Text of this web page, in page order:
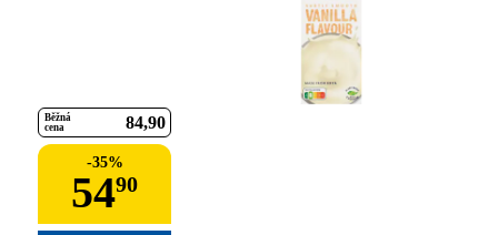
Běžná
cena
84 90
-35%
5490